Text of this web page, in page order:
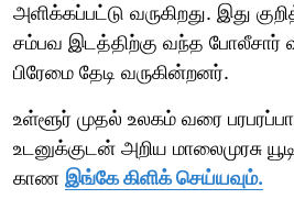
அளிக்கப்பட்டு வருகிறது. இது
சம்பவ இடத்திற்கு வந்த போலீசார்
பிரேமை தேடி வருகின்றனர்.
உள்ளூர் முதல் உலகம் வரை
உடனுக்குடன் அறிய மாலைமுரசு
காண இங்கே கிளிக் செய்யவும்.